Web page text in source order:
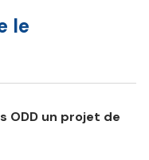
le
ODD un projet de